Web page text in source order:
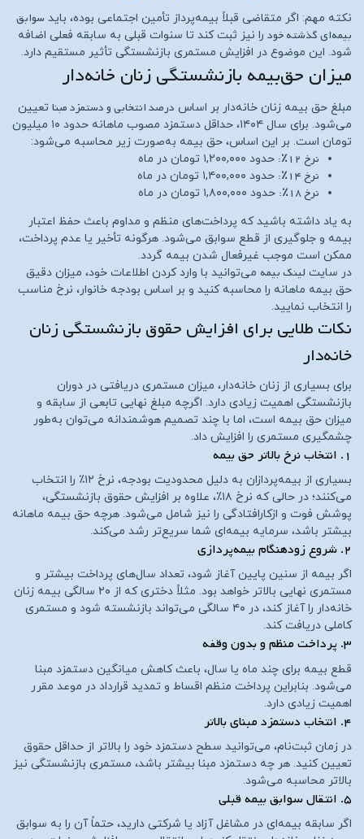
نکته مهم: اگر متقاضی قبلاً بیمه‌پرداز تأمین اجتماعی بوده، باید سوابق
بیمه‌ای گذشته خود را نیز ثبت کند تا سنوات قبلی به سابقه فعلی اضافه
شود. این موضوع در افزایش مستمری بازنشستگی تأثیر مستقیم دارد.
میزان حق‌بیمه بازنشستگی زنان خانه‌دار
مبلغ حق بیمه زنان خانه‌دار بر اساس درصد انتخابی و دستمزد مبنا تعیین
می‌شود. برای سال ۱۴۰۴، حداقل دستمزد مصوب ماهانه حدود ۱۰ میلیون
تومان است. بر این اساس، حق بیمه به‌صورت زیر محاسبه می‌شود:
نرخ ۱۲٪: حدود ۱,۲۰۰,۰۰۰ تومان در ماه
نرخ ۱۴٪: حدود ۱,۴۰۰,۰۰۰ تومان در ماه
نرخ ۱۸٪:
حدود ۱,۸۰۰,۰۰۰ تومان در ماه
به یاد داشته باشید که پرداخت‌های منظم و مداوم باعث حفظ اعتبار
بیمه و جلوگیری از قطع سوابق می‌شود. هرگونه تأخیر یا عدم پرداخت،
ممکن است موجب غیرفعال شدن بیمه گردد.
در سایت لینک بیمه می‌توانید با وارد کردن اطلاعات خود، میزان دقیق
حق بیمه ماهانه را محاسبه کنید و بر اساس بودجه خانوار، نرخ مناسب
را انتخاب نمایید.
نکات طلایی برای افزایش حقوق بازنشستگی زنان
خانه‌دار
برای بسیاری از زنان خانه‌دار، میزان مستمری دریافتی در دوران
بازنشستگی اهمیت زیادی دارد. اگرچه مبلغ نهایی تابعی از سابقه و
میزان حق بیمه است، اما با چند تصمیم هوشمندانه می‌توان به‌طور
چشمگیری مستمری را افزایش داد.
۱. انتخاب نرخ بالاتر حق بیمه
بسیاری از بیمه‌پردازان به دلیل محدودیت بودجه، نرخ ۱۲٪ را انتخاب
می‌کنند؛ در حالی که نرخ ۱۸٪، علاوه بر افزایش حقوق بازنشستگی،
پوشش فوت و ازکارافتادگی را نیز شامل می‌شود. هرچه حق بیمه ماهانه
بیشتر باشد، سرمایه بیمه‌ای شما سریع‌تر رشد می‌کند.
۲. شروع زودهنگام بیمه‌پردازی
اگر بیمه از سنین پایین آغاز شود، تعداد سال‌های پرداخت بیشتر و
مستمری نهایی بالاتر خواهد بود. مثلاً دختری که از ۲۰ سالگی بیمه زنان
خانه‌دار را آغاز کند، در ۴۰ سالگی می‌تواند بازنشسته شود و مستمری
کاملی دریافت کند.
۳. پرداخت منظم و بدون وقفه
قطع بیمه برای چند ماه یا سال، باعث کاهش میانگین دستمزد مبنا
می‌شود. بنابراین پرداخت منظم اقساط و تمدید قرارداد در موعد مقرر
اهمیت زیادی دارد.
۴. انتخاب دستمزد مبنای بالاتر
در زمان ثبت‌نام، می‌توانید سطح دستمزد خود را بالاتر از حداقل حقوق
تعیین کنید. هر چه دستمزد مبنا بیشتر باشد، مستمری بازنشستگی نیز
بالاتر محاسبه می‌شود.
۵. انتقال سوابق بیمه قبلی
اگر سابقه بیمه‌ای در مشاغل آزاد یا شرکتی دارید، حتماً آن را به سوابق